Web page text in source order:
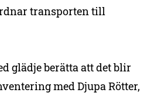
transporten till
glädje berätta att det blir
med Djupa Rötter,